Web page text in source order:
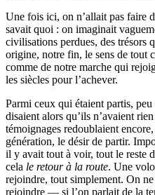
Une fois ici, on n’allait pas faire
savait quoi : on imaginait
civilisations perdues, des trésors
origine, notre fin, le sens de tout
comme de notre marche qui
les siècles pour l’achever.
Parmi ceux qui étaient partis,
disaient alors qu’ils n’avaient
témoignages redoublaient
génération, le désir de partir.
il y avait tout à voir, tout le reste
cela le retour à la route. Une
rejoindre, tout simplement. On
rejoindre — si l’on parlait de la